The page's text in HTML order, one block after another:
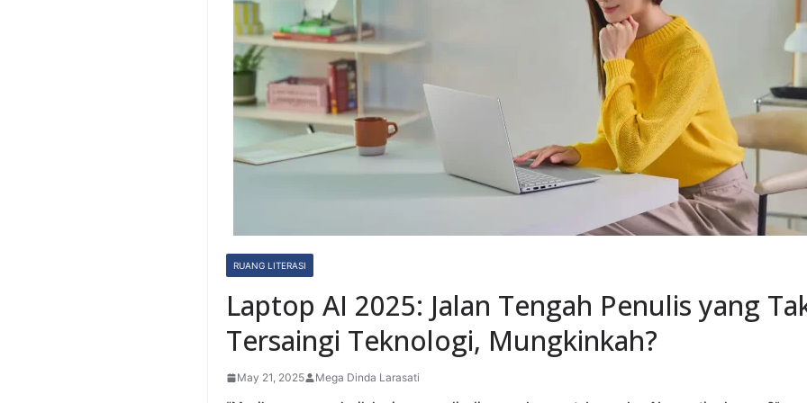
a
s
i
P
e
u
s
"
RUANG LITERASI
Laptop AI 2025: Jalan Tengah Penulis yang
Tersaingi Teknologi, Mungkinkah?
May 21, 2025 Mega Dinda Larasati